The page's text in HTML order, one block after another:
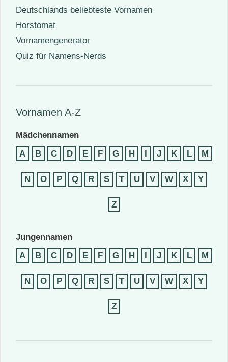
Deutschlands beliebteste Vornamen
Horstomat
Vornamengenerator
Quiz für Namens-Nerds
Vornamen A-Z
Mädchennamen
A
B C D E F G H J K L M
N O P Q R S T U V W X Y
Z
Jungennamen
A
B C D E F G H J K L M
N O P Q R S T U V W X Y
Z